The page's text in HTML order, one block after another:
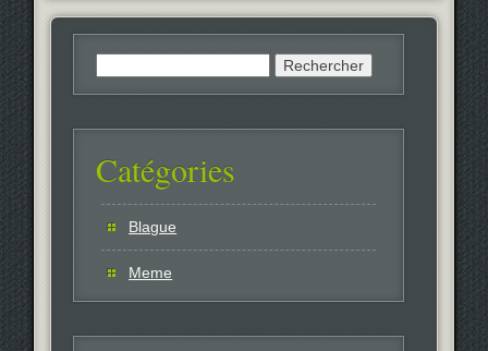
Catégories
Blague
Meme